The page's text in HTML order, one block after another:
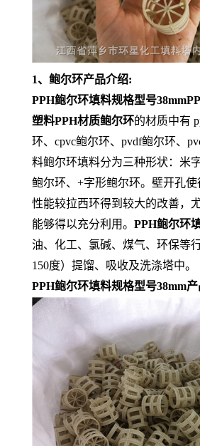
1、鲍尔环产品介绍:
PPH鲍尔环填料规格型号
塑料PPH材质鲍尔环的材质中有
环、cpvc鲍尔环、pvdf鲍尔环、
料鲍尔环填料分为三种形状：米
鲍尔环、+字形鲍尔环。壁开孔
性能较拉西环得到较大的改善，
能够得以充分利用。 PPH鲍尔环
油、化工、氯碱、煤气、环保等
150度）提馏、吸收及洗涤塔中。
PPH鲍尔环填料规格型号38mm